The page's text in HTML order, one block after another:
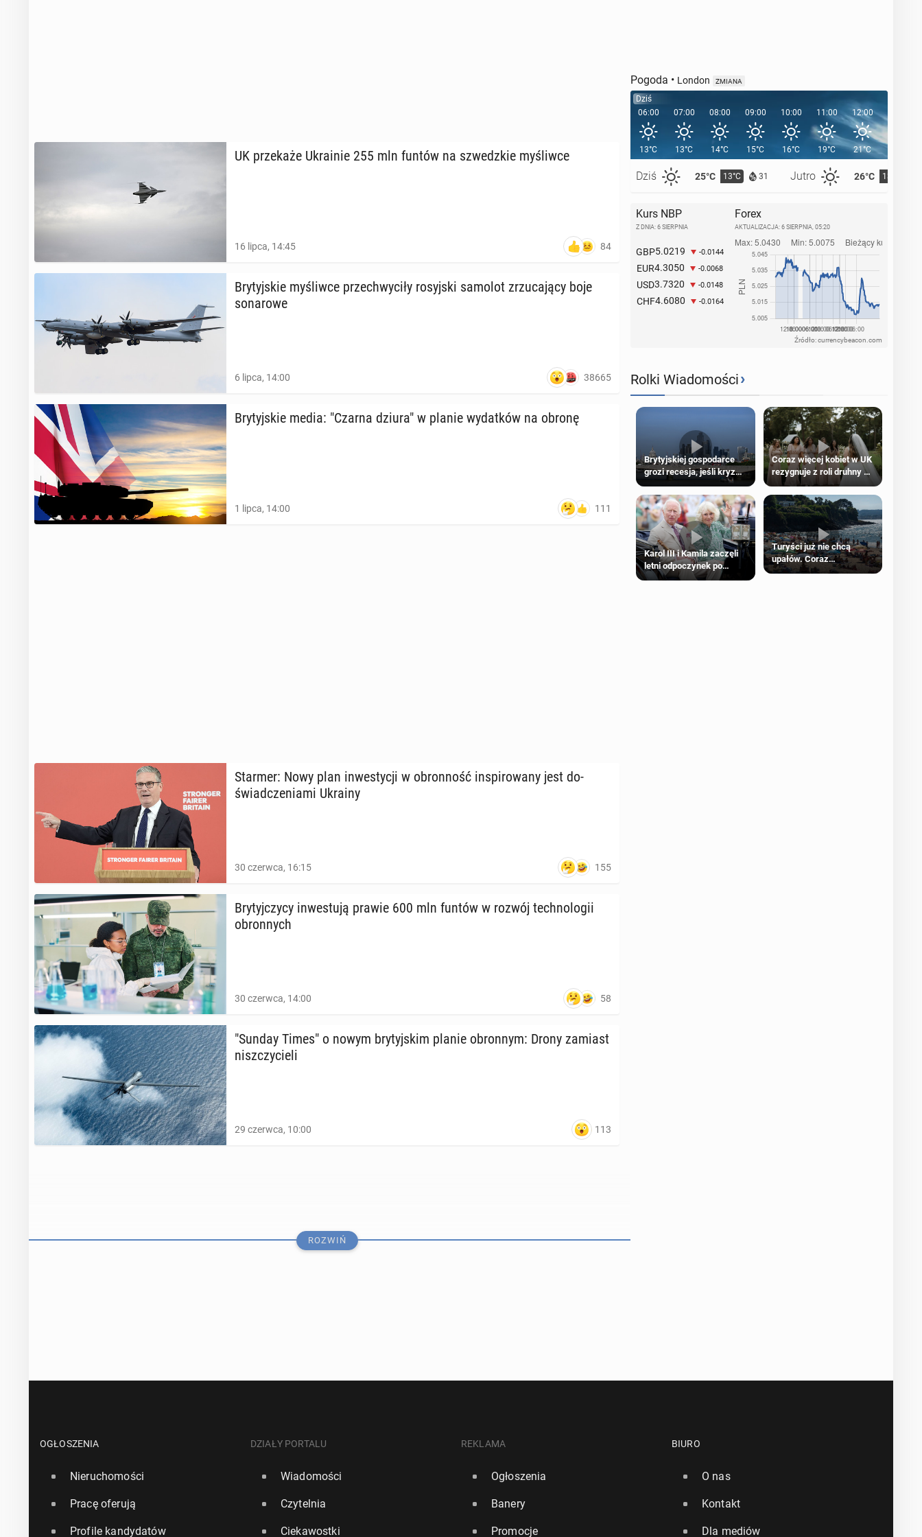
UK prze­ka­że Ukra­inie 255 mln funtów na szwedz­kie my­śliw­ce
16 lipca, 14:45 84
Bry­tyj­skie my­śliw­ce prze­chwy­ci­ły ro­syj­ski samolot zrzu­ca­ją­cy boje
so­na­ro­we
6 lipca, 14:00 38665
Bry­tyj­skie media: "Czarna dziura" w planie wy­dat­ków na obronę
1 lipca, 14:00 111
Starmer: Nowy plan in­we­sty­cji w obron­ność in­spi­ro­wa­ny jest do­
świad­cze­nia­mi Ukrainy
30 czerwca, 16:15 155
Bry­tyj­czy­cy in­we­stu­ją prawie 600 mln funtów w rozwój tech­no­lo­gii
obron­nych
30 czerwca, 14:00 58
"Sunday Times" o nowym bry­tyj­skim planie obron­nym: Drony zamiast
nisz­czy­cie­li
29 czerwca, 10:00 113
Wielka Bry­ta­nia prze­ję­ła tan­ko­wiec ro­syj­skiej floty cieni
ROZWIŃ
Pogoda • London ZMIANA
Dziś
06:00
13°C
Dziś 25°C 13°C 31 Jutro 26°C 13°C
07:00
13°C
08:00
14°C
09:00
15°C
10:00
16°C
11:00
19°C
12:00
21°C
13:00
Kurs NBP
Z DNIA: 6 SIERPNIA
GBP5.0219 -0.0144
EUR4.3050 -0.0068
USD3.7320 -0.0148
CHF4.6080 -0.0164
Forex
AKTUALIZACJA: 6 SIERPNIA, 05:20
Źródło: currencybeacon.com
Rolki Wiadomości›
Brytyjskiej gospodarce
grozi recesja, jeśli kryzys
na Bliskim Wschodzie się
przedłuży
Coraz więcej kobiet w UK
rezygnuje z roli druhny na
ślubie
Karol III i Kamila zaczęli
letni odpoczynek po
Igrzyskach Wspólnoty w
Turyści już nie chcą
upałów. Coraz
popularniejsze
OGŁOSZENIA
Nieruchomości
Pracę oferują
Profile kandydatów
DZIAŁY PORTALU
Wiadomości
Czytelnia
Ciekawostki
REKLAMA
Ogłoszenia
Banery
Promocje
BIURO
O nas
Kontakt
Dla mediów